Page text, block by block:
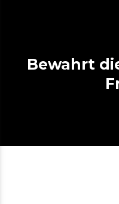
Bewahrt die ursprüngliche